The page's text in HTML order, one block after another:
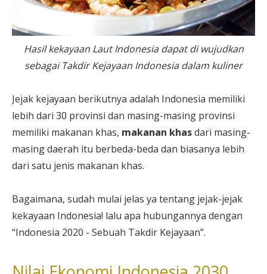
Hasil kekayaan Laut Indonesia dapat di wujudkan
sebagai Takdir Kejayaan Indonesia dalam kuliner
Jejak kejayaan berikutnya adalah Indonesia memiliki
lebih dari 30 provinsi dan masing-masing provinsi
memiliki makanan khas, makanan khasdari masing-
masing daerah itu berbeda-beda dan biasanya lebih
dari satu jenis makanan khas.
Bagaimana, sudah mulai jelas ya tentang jejak-jejak
kekayaan Indonesia! lalu apa hubungannya dengan
“Indonesia 2020 - Sebuah Takdir Kejayaan”.